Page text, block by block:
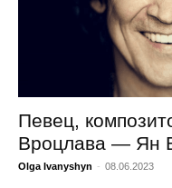
Певец,
Вроцлава — Ян
Olga Ivanyshyn - 08.06.2023